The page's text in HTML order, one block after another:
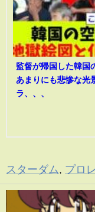
監督が帰国した韓国
あまりにも悲惨な光
ラ、、、
スターダム, プロ